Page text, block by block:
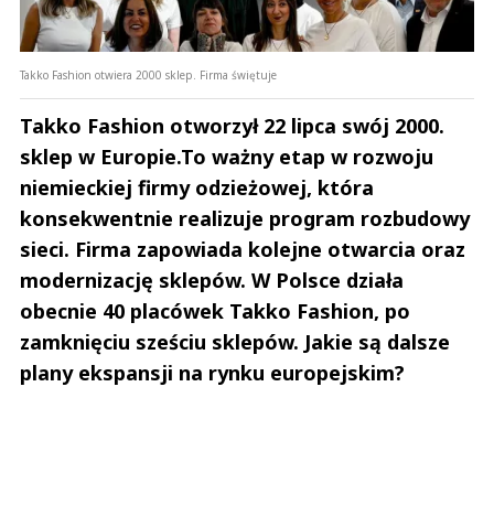
Takko Fashion otwiera 2000 sklep. Firma świętuje
Takko Fashion otworzył 22 lipca swój 2000.
sklep w Europie.To ważny etap w rozwoju
niemieckiej firmy odzieżowej, która
konsekwentnie realizuje program rozbudowy
sieci. Firma zapowiada kolejne otwarcia oraz
modernizację sklepów. W Polsce działa
obecnie 40 placówek Takko Fashion, po
zamknięciu sześciu sklepów. Jakie są dalsze
plany ekspansji na rynku europejskim?